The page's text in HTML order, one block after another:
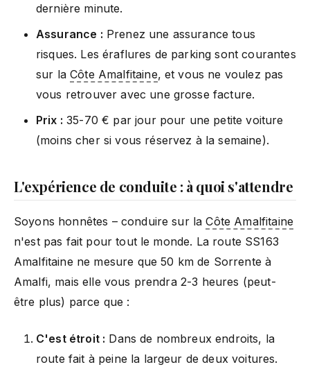
dernière minute.
Assurance : Prenez une assurance tous
risques. Les éraflures de parking sont courantes
sur laCôte Amalfitaine, et vous ne voulez pas
vous retrouver avec une grosse facture.
Prix : 35-70 € par jour pour une petite voiture
(moins cher si vous réservez à la semaine).
L'expérience de conduite : à quoi s'attendre
Soyons honnêtes – conduire sur laCôte Amalfitaine
n'est pas fait pour tout le monde. La route SS163
Amalfitaine ne mesure que 50 km de Sorrente à
Amalfi, mais elle vous prendra 2-3 heures (peut-
être plus) parce que :
C'est étroit : Dans de nombreux endroits, la
route fait à peine la largeur de deux voitures.